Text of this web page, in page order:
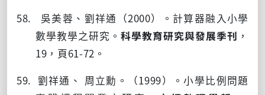
58. 吳美蓉、劉祥通（2000）。計算器融入小學
數學教學之研究。科學教育研究與發展季刊 ，
19 ，頁61-72 。
59. 劉祥通、 周立勳。（1999）。小學比例問題